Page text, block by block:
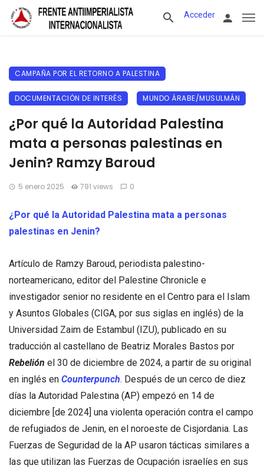
Acceder
CAMPAÑA POR EL RETORNO A PALESTINA
DOCUMENTACIÓN DE INTERÉS MUNDO ÁRABE/MUSULMÁN
¿Por qué la Autoridad Palestina
mata a personas palestinas en
Jenin? Ramzy Baroud
5 enero 2025 791 views 0
¿Por qué la Autoridad Palestina mata a personas
palestinas en Jenin?
Artículo de Ramzy Baroud, periodista palestino-
norteamericano, editor del Palestine Chronicle e
investigador senior no residente en el Centro para el Islam
y Asuntos Globales (CIGA, por sus siglas en inglés) de la
Universidad Zaim de Estambul (IZU), publicado en su
traducción al castellano de Beatriz Morales Bastos por
Rebelión el 30 de diciembre de 2024, a partir de su original
en inglés en Counterpunch. Después de un cerco de diez
días la Autoridad Palestina (AP) empezó en 14 de
diciembre [de 2024] una violenta operación contra el campo
de refugiados de Jenin, en el noroeste de Cisjordania. Las
Fuerzas de Seguridad de la AP usaron tácticas similares a
las que utilizan las Fuerzas de Ocupación israelíes en sus